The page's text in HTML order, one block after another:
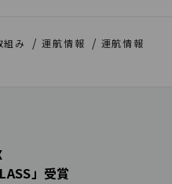
組み 運航情報
運航情報
」受賞